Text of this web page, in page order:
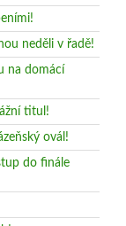
neděli v řadě!
na domácí
titul!
ovál!
do finále